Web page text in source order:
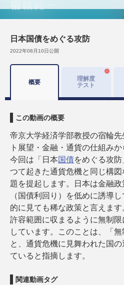
日本国債をめぐる攻防
2022年08月10日公開
概要
理解度
テスト
この動画の概要
帝京大学経済学部教授の宿輪
ト展望・金融・通貨の仕組みか
今回は「日本国債をめぐる攻
つて起きた通貨危機と同じ構
題を提起します。日本は金融
（国債利回り）を低めに誘導
的に見ても稀な政策と言えま
許容範囲に収まるように無制
しています。このことは、「
と、通貨危機に見舞われた国
ていると指摘します。
関連動画タグ